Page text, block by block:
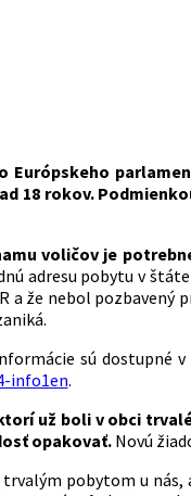
Európskeho
18 rokov.
voličov je
adresu pobytu v
a že nebol pozbavený
sú dostupné
info1en.
už boli v obci
opakovať.Novú
trvalým pobytom u